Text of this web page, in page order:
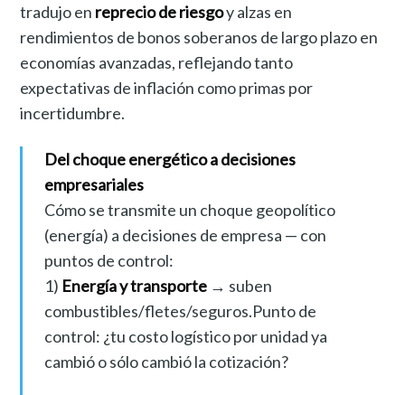
tradujo en reprecio de riesgoy alzas en
rendimientos de bonos soberanos de largo plazo en
economías avanzadas, reflejando tanto
expectativas de inflación como primas por
incertidumbre.
Del choque energético a decisiones
empresariales
Cómo se transmite un choque geopolítico
(energía) a decisiones de empresa — con
puntos de control:
1) Energía y transporte→ suben
combustibles/fletes/seguros.Punto de
control: ¿tu costo logístico por unidad ya
cambió o sólo cambió la cotización?